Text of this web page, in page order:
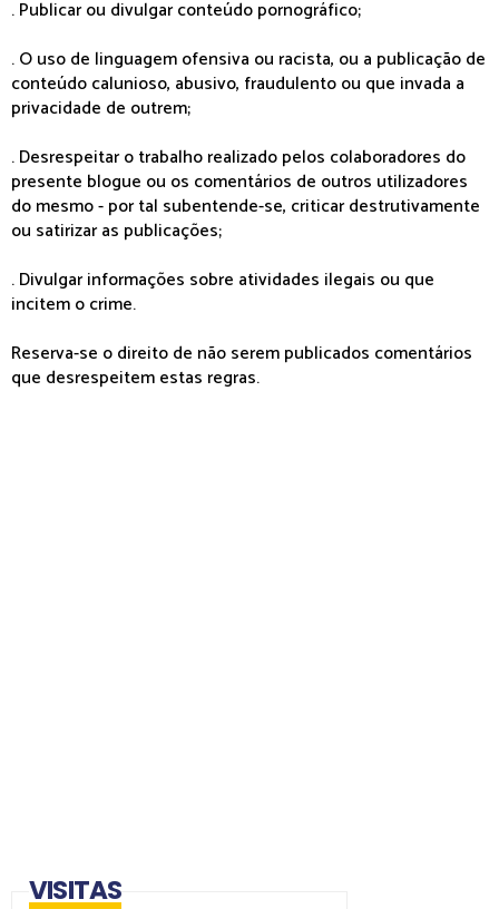
. Publicar ou divulgar conteúdo pornográfico;
. O uso de linguagem ofensiva ou racista, ou a publicação de
conteúdo calunioso, abusivo, fraudulento ou que invada a
privacidade de outrem;
. Desrespeitar o trabalho realizado pelos colaboradores do
presente blogue ou os comentários de outros utilizadores
do mesmo - por tal subentende-se, criticar destrutivamente
ou satirizar as publicações;
. Divulgar informações sobre atividades ilegais ou que
incitem o crime.
Reserva-se o direito de não serem publicados comentários
que desrespeitem estas regras.
VISITAS